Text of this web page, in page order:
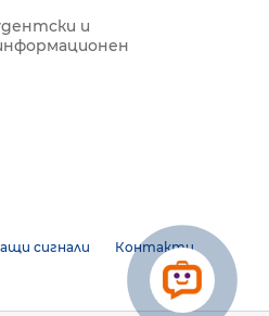
и
сигнали Контакти